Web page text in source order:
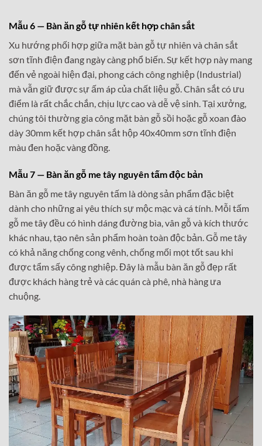
Mẫu 6 — Bàn ăn gỗ tự nhiên kết hợp chân sắt
Xu hướng phối hợp giữa mặt bàn gỗ tự nhiên và chân sắt
sơn tĩnh điện đang ngày càng phổ biến. Sự kết hợp này mang
đến vẻ ngoài hiện đại, phong cách công nghiệp (Industrial)
mà vẫn giữ được sự ấm áp của chất liệu gỗ. Chân sắt có ưu
điểm là rất chắc chắn, chịu lực cao và dễ vệ sinh. Tại xưởng,
chúng tôi thường gia công mặt bàn gỗ sồi hoặc gỗ xoan đào
dày 30mm kết hợp chân sắt hộp 40x40mm sơn tĩnh điện
màu đen hoặc vàng đồng.
Mẫu 7 — Bàn ăn gỗ me tây nguyên tấm độc bản
Bàn ăn gỗ me tây nguyên tấm là dòng sản phẩm đặc biệt
dành cho những ai yêu thích sự mộc mạc và cá tính. Mỗi tấm
gỗ me tây đều có hình dáng đường bìa, vân gỗ và kích thước
khác nhau, tạo nên sản phẩm hoàn toàn độc bản. Gỗ me tây
có khả năng chống cong vênh, chống mối mọt tốt sau khi
được tẩm sấy công nghiệp. Đây là mẫu bàn ăn gỗ đẹp rất
được khách hàng trẻ và các quán cà phê, nhà hàng ưa
chuộng.